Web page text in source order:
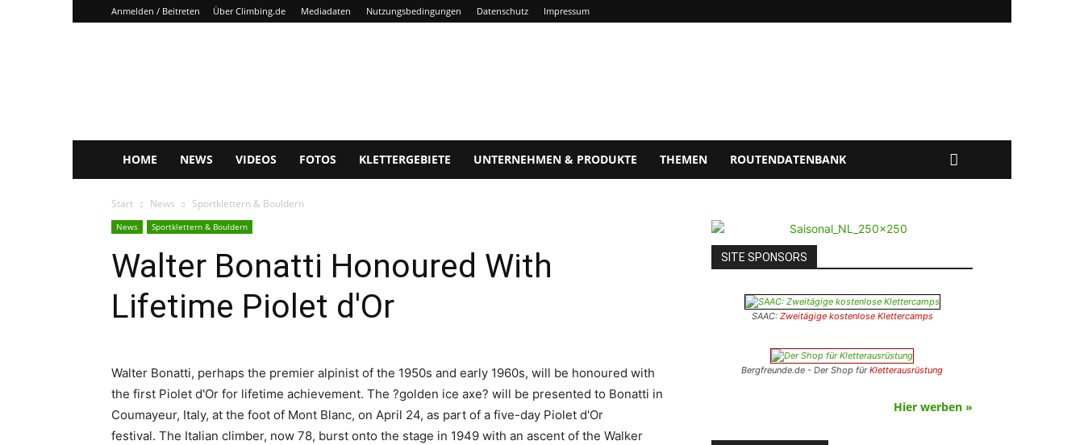
Anmelden / Beitreten Über Climbing.de Mediadaten Nutzungsbedingungen Datenschutz Impressum
HOME NEWS VIDEOS FOTOS KLETTERGEBIETE UNTERNEHMEN & PRODUKTE THEMEN ROUTENDATENBANK
Start News Sportklettern & Bouldern
News Sportklettern & Bouldern
Walter Bonatti Honoured With
Lifetime Piolet d'Or
Walter Bonatti, perhaps the premier alpinist of the 1950s and early 1960s, will be honoured with
the first Piolet d'Or for lifetime achievement. The ?golden ice axe? will be presented to Bonatti in
Coumayeur, Italy, at the foot of Mont Blanc, on April 24, as part of a five-day Piolet d'Or
festival. The Italian climber, now 78, burst onto the stage in 1949 with an ascent of the Walker
SITE SPONSORS
SAAC: Zweitägige kostenlose Klettercamps
Bergfreunde.de - Der Shop fürKletterausrüstung
Hier werben »